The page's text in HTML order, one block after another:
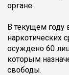
органе.
В текущем году
наркотических
осуждено 60
которым
свободы.